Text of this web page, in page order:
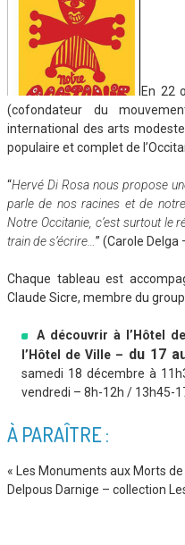
En 22
(cofondateur du
international des arts
populaire et complet de
“Hervé Di Rosa nous propose
parle de nos racines et de
Notre Occitanie, c’est surtout le
train de s’écrire… ” (Carole Delga
Chaque tableau est
Claude Sicre, membre du
A découvrir à l’Hôtel
l’Hôtel de Ville – du 17
samedi 18 décembre à
vendredi – 8h-12h / 13h45-
À PARAÎTRE :
« Les Monuments aux Morts
Delpous Darnige – collection